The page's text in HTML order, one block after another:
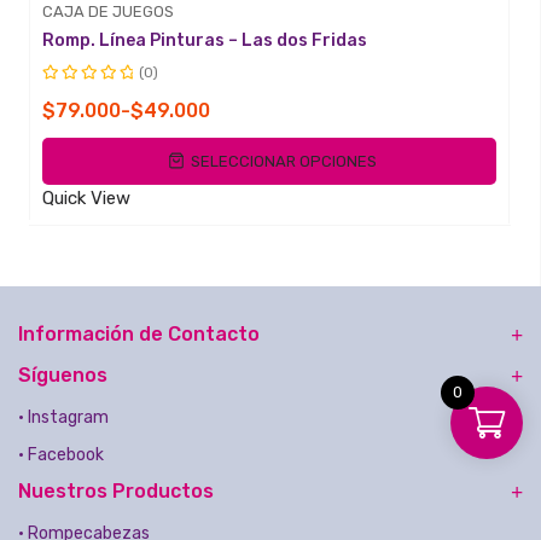
CAJA DE JUEGOS
Romp. Línea Pinturas – Las dos Fridas
con
0
5
(0)
$49.000
-
$79.000
Rango
de
desde
$79.000
SELECCIONAR OPCIONES
Quick View
Información de Contacto
Síguenos
• Instagram
• Facebook
Nuestros Productos
• Rompecabezas
0